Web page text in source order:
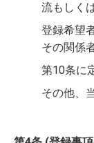
流もしく
登録希望
その関係
第10条に
その他、